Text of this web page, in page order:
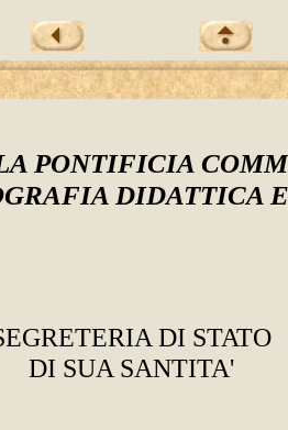
PONTIFICIA
DIDATTICA
DI STATO
DI SUA SANTITA'